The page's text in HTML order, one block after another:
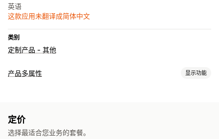
英语
这款应用未翻译成简体中文
类别
定制产品 - 其他
产品多属性 显示功能
定价
选择最适合您业务的套餐。